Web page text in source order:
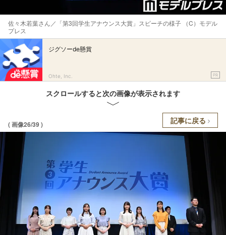
佐々木若葉さん／「第3回学生アナウンス大賞」スピーチの様子 （C）モデル
プレス
ジグソーde懸賞
Ohte, Inc. PR
スクロールすると次の画像が表示されます
( 画像26/39 ) 記事に戻る